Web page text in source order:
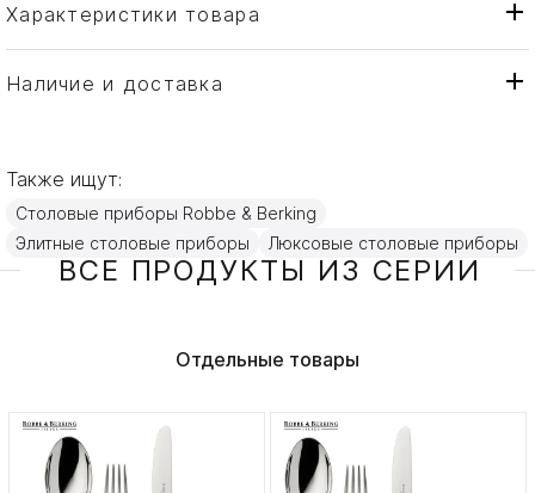
Характеристики товара
Бренд
Robbe & Berking
Страна производителя
Наличие и доставка
Также ищут:
Столовые приборы Robbe & Berking
Элитные столовые приборы
Люксовые столовые приборы
ВСЕ ПРОДУКТЫ ИЗ СЕРИИ
Отдельные товары